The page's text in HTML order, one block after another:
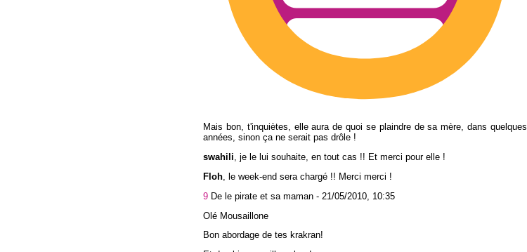
Mais bon, t'inquiètes, elle aura de quoi se plaindre de sa mère, dans quelques
années, sinon ça ne serait pas drôle !
swahili, je le lui souhaite, en tout cas !! Et merci pour elle !
Floh, le week-end sera chargé !! Merci merci !
9 De le pirate et sa maman - 21/05/2010, 10:35
Olé Mousaillone
Bon abordage de tes krakran!